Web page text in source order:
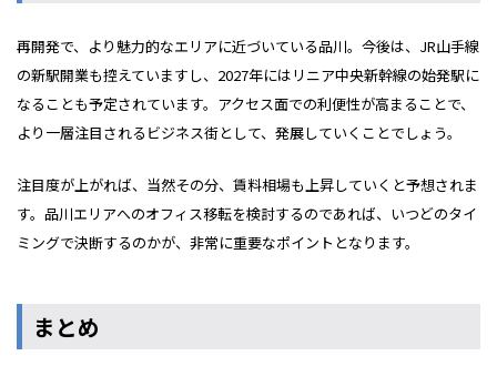
再開発で、より魅力的なエリアに近づいている品川。今後は、JR山手線
の新駅開業も控えていますし、2027年にはリニア中央新幹線の始発駅に
なることも予定されています。アクセス面での利便性が高まることで、
より一層注目されるビジネス街として、発展していくことでしょう。
注目度が上がれば、当然その分、賃料相場も上昇していくと予想されま
す。品川エリアへのオフィス移転を検討するのであれば、いつどのタイ
ミングで決断するのかが、非常に重要なポイントとなります。
まとめ